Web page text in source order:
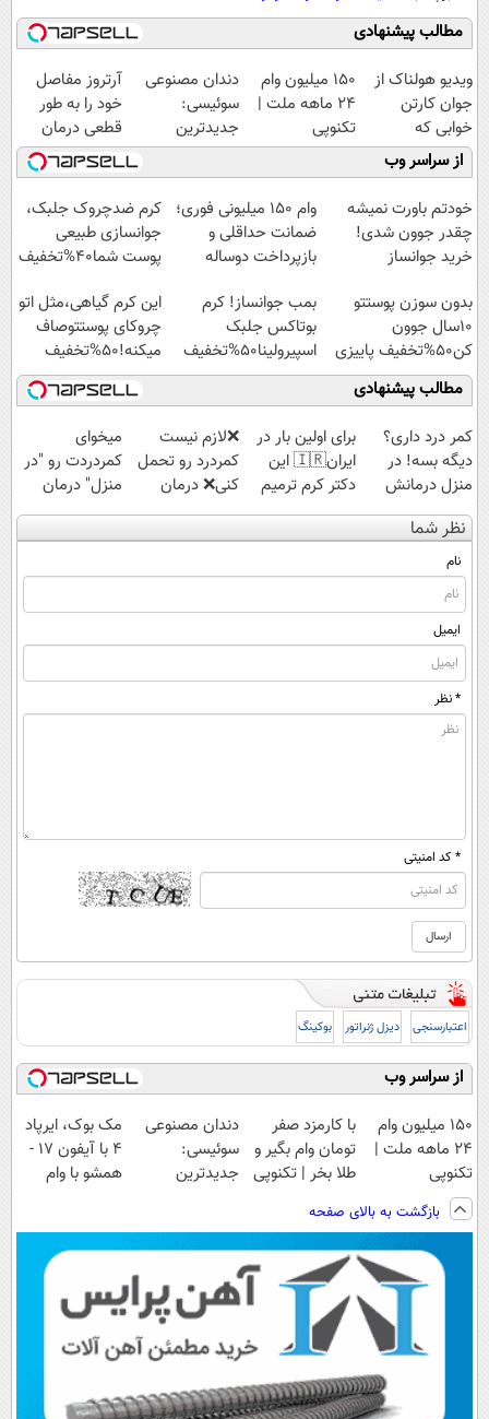
مطالب پیشنهادی
ویدیو هولناک از
جوان کارتن
خوابی که
میلیاردر شد.
آموزش رایگان
150 میلیون وام
24 ماهه ملت |
تکنوپی
دندان مصنوعی
سوئیسی:
جدیدترین
فناوری اروپا،
سبک و مقاوم |
پرداخت قسطی
آرتروز مفاصل
خود را به طور
قطعی درمان
کنید!
◗پرسش‌نامه◖
از سراسر وب
خودتم باورت نمیشه
چقدر جوون شدی!
خرید جوانساز
ویژه
وام ۱۵۰ میلیونی فوری؛
ضمانت حداقلی و
بازپرداخت دوساله
کرم ضدچروک جلبک،
جوانسازی طبیعی
پوست شما40%تخفیف
بدون سوزن پوستتو
10سال جوون
کن50%تخفیف پاییزی
بمب جوانساز! کرم
بوتاکس جلبک
اسپیرولینا50%تخفیف
این کرم گیاهی،مثل اتو
چروکای پوستتوصاف
میکنه!50%تخفیف
مطالب پیشنهادی
کمر درد داری؟
دیگه بسه! در
منزل درمانش
کن
(◀پرسش‌نامه)
برای اولین بار در
ایران🇮🇷 این
دکتر کرم ترمیم
کننده 23 روزه
ساخت!
❌لازم نیست
کمردرد رو تحمل
کنی❌ درمان
بدون جراحی و
قرص
میخوای
کمردردت رو "در
منزل" درمان
کنی؟ (◂فیلم +
◂پرسش‌نامه)
نظر شما
نام
ایمیل
* نظر
* کد امنیتی
اعتبارسنجی دیزل ژنراتور بوکینگ
از سراسر وب
150 میلیون وام
24 ماهه ملت |
تکنوپی
با کارمزد صفر
تومان وام بگیر و
طلا بخر | تکنوپی
دندان مصنوعی
سوئیسی:
جدیدترین
پرداخت قسطی
مک بوک، ایرپاد
4 با آیفون 17 -
همشو با وام
بازگشت به بالای صفحه